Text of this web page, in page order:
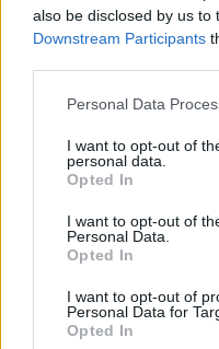
also be disclosed by us to
Downstream Participants
Personal Data
I want to opt-out of
personal data.
Opted In
I want to opt-out of
Personal Data.
Opted In
I want to opt-out of
Personal Data for
Opted In
με
Ο
με